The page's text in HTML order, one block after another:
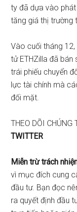
ty đã dựa vào
tăng giá thị trường
Vào cuối tháng
tử ETHZilla đã bán
trái phiếu chuyển
lực tài chính mà
đối mặt.
THEO DÕI CHÚNG
TWITTER
Miễn trừ trách
vì mục đích cung
đầu tư. Bạn đọc
ra quyết định đầu